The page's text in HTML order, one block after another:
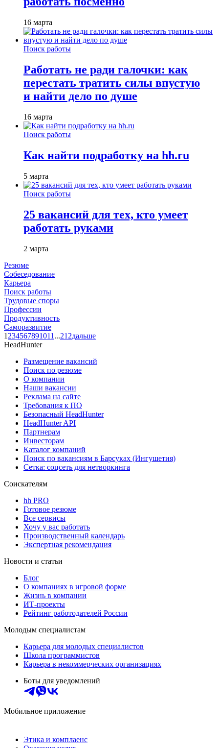
16 марта
Поиск работы
Работать не ради галочки: как
перестать тратить силы впустую
и найти дело по душе
16 марта
Поиск работы
Как найти подработку на hh.ru
5 марта
Поиск работы
25 вакансий для тех, кто умеет
работать руками
2 марта
Резюме
Собеседование
Карьера
Поиск работы
Трудовые споры
Профессии
Продуктивность
Саморазвитие
1 234567891011 ...212дальше
HeadHunter
Размещение вакансий
Поиск по резюме
О компании
Наши вакансии
Реклама на сайте
Требования к ПО
Безопасный HeadHunter
HeadHunter API
Партнерам
Инвесторам
Каталог компаний
Поиск по вакансиям в Барсуках (Ингушетия)
Сетка: соцсеть для нетворкинга
Соискателям
hh PRO
Готовое резюме
Все сервисы
Хочу у вас работать
Производственный календарь
Экспертная рекомендация
Новости и статьи
Блог
О компаниях в игровой форме
Жизнь в компании
ИТ-проекты
Рейтинг работодателей России
Молодым специалистам
Карьера для молодых специалистов
Школа программистов
Карьера в некоммерческих организациях
Боты для уведомлений
Мобильное приложение
Этика и комплаенс